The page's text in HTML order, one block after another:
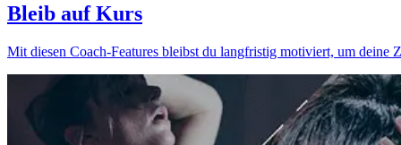
Bleib auf Kurs
Mit diesen Coach-Features bleibst du langfristig motiviert, um deine